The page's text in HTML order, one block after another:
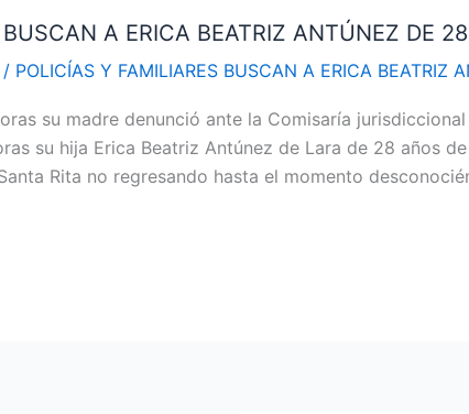
A ERICA BEATRIZ ANTÚNEZ DE
/ POLICÍAS Y FAMILIARES BUSCAN A ERICA BEATRIZ
su madre denunció ante la Comisaría
su hija Erica Beatriz Antúnez de Lara de 28 años
Rita no regresando hasta el momento